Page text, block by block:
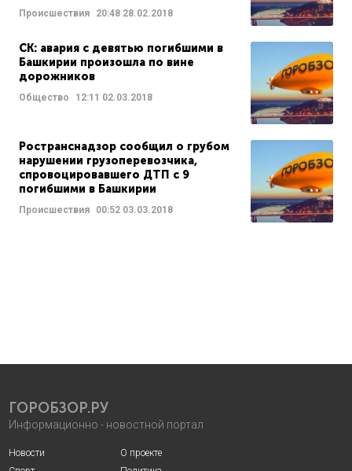
Происшествия 20:48 28.02.2018
СК: авария с девятью погибшими в
Башкирии произошла по вине
дорожников
Общество 12:11 02.03.2018
Ространснадзор сообщил о грубом
нарушении грузоперевозчика,
спровоцировавшего ДТП с 9
погибшими в Башкирии
Происшествия 00:52 03.03.2018
ГОРОБЗОР.РУ
Информационно - новостной портал
Новости
О проекте